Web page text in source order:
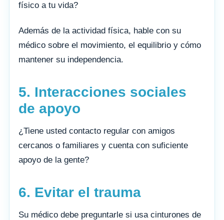
físico a tu vida?
Además de la actividad física, hable con su
médico sobre el movimiento, el equilibrio y cómo
mantener su independencia.
5. Interacciones sociales
de apoyo
¿Tiene usted contacto regular con amigos
cercanos o familiares y cuenta con suficiente
apoyo de la gente?
6. Evitar el trauma
Su médico debe preguntarle si usa cinturones de